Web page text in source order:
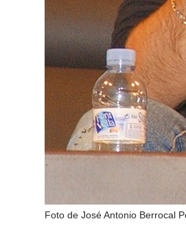
Foto de José Antonio Berrocal